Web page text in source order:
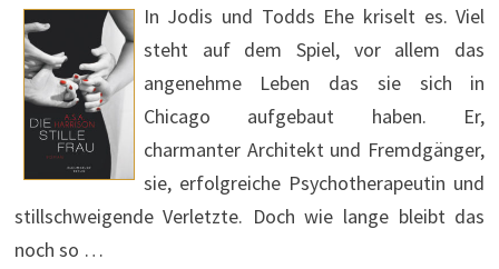
In Jodis und Todds Ehe kriselt es. Viel
steht auf dem Spiel, vor allem das
angenehme Leben das sie sich in
Chicago aufgebaut haben. Er,
charmanter Architekt und Fremdgänger,
sie, erfolgreiche Psychotherapeutin und
stillschweigende Verletzte. Doch wie lange bleibt das
noch so …